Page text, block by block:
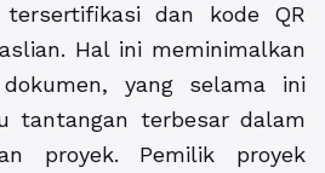
dan kode QR
Hal ini meminimalkan
yang selama ini
tantangan terbesar dalam
proyek. Pemilik proyek